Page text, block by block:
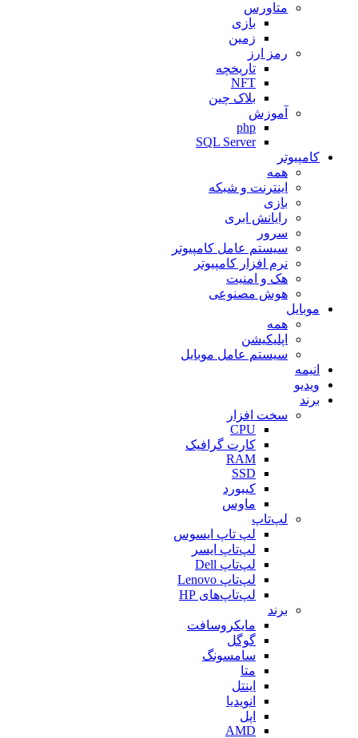
متاورس
بازی
زمین
رمز ارز
تاریخچه
NFT
بلاک چین
آموزش
php
SQL Server
کامپیوتر
همه
اینترنت و شبکه
بازی
رایانش ابری
سرور
سیستم عامل کامپیوتر
نرم افزار کامپیوتر
هک و امنیت
هوش مصنوعی
موبایل
همه
اپلیکیشن
سیستم عامل موبایل
انیمه
ویدیو
برند
سخت افزار
CPU
کارت گرافیک
RAM
SSD
کیبورد
ماوس
لپ‌تاپ
لپ تاپ ایسوس
لپ‌تاپ ایسر
لپ‌تاپ Dell
لپ‌تاپ Lenovo
لپ‌تاپ‌های HP
برند
مایکروسافت
گوگل
سامسونگ
متا
اینتل
انویدیا
اپل
AMD